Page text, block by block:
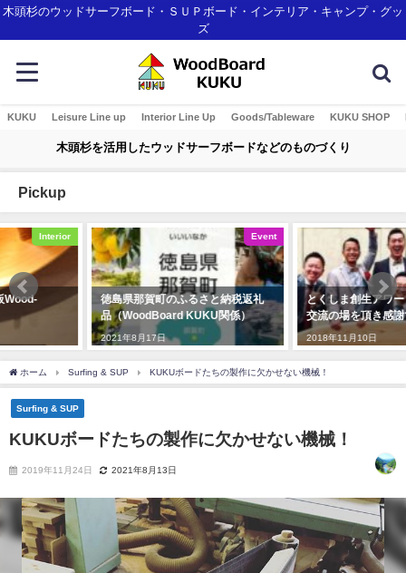
木頭杉のウッドサーフボード・ＳＵＰボード・インテリア・キャンプ・グッ
ズ
KUKU Leisure Line up Interior Line Up Goods/Tableware KUKU SHOP
木頭杉を活用したウッドサーフボードなどのものづくり
Pickup
Event
徳島県那賀町のふるさと納税返礼
品（WoodBoard KUKU関係）
Awards
とくしま創生アワード ありがたい
交流の場を頂き感謝です!
2018年11月10日
ホーム Surfing & SUP KUKUボードたちの製作に欠かせない機械！
Surfing & SUP
KUKUボードたちの製作に欠かせない機械！
2019年11月24日 2021年8月13日